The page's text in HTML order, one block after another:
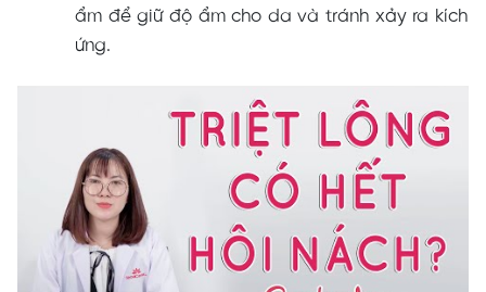
ẩm để giữ độ ẩm cho da và tránh xảy ra kích
ứng.